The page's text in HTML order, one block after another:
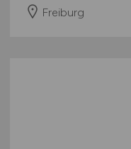
Freiburg